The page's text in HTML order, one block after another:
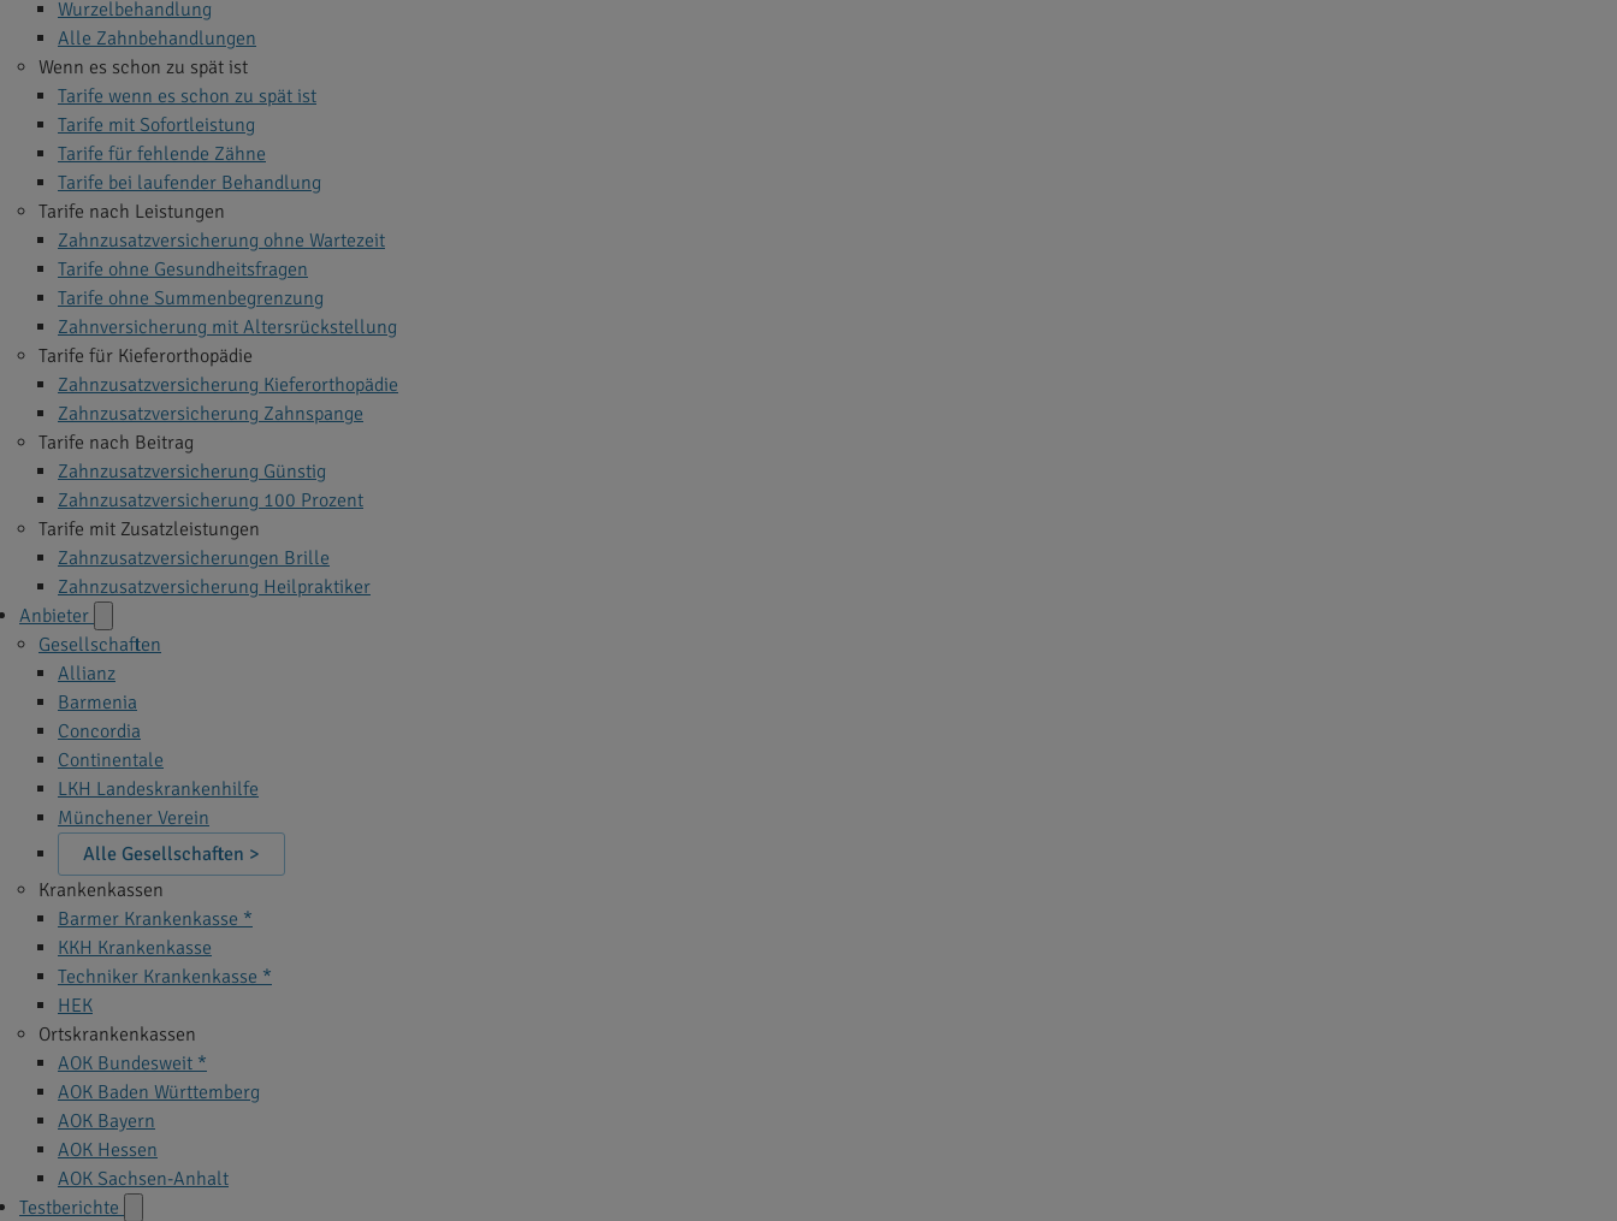
Wurzelbehandlung
Alle Zahnbehandlungen
Wenn es schon zu spät ist
Tarife wenn es schon zu spät ist
Tarife mit Sofortleistung
Tarife für fehlende Zähne
Tarife bei laufender Behandlung
Tarife nach Leistungen
Zahnzusatzversicherung ohne Wartezeit
Tarife ohne Gesundheitsfragen
Tarife ohne Summenbegrenzung
Zahnversicherung mit Altersrückstellung
Tarife für Kieferorthopädie
Zahnzusatzversicherung Kieferorthopädie
Zahnzusatzversicherung Zahnspange
Tarife nach Beitrag
Zahnzusatzversicherung Günstig
Zahnzusatzversicherung 100 Prozent
Tarife mit Zusatzleistungen
Zahnzusatzversicherungen Brille
Zahnzusatzversicherung Heilpraktiker
Anbieter
Gesellschaften
Allianz
Barmenia
Concordia
Continentale
LKH Landeskrankenhilfe
Münchener Verein
Alle Gesellschaften >
Krankenkassen
Barmer Krankenkasse *
KKH Krankenkasse
Techniker Krankenkasse *
HEK
Ortskrankenkassen
AOK Bundesweit *
AOK Baden Württemberg
AOK Bayern
AOK Hessen
AOK Sachsen-Anhalt
Testberichte